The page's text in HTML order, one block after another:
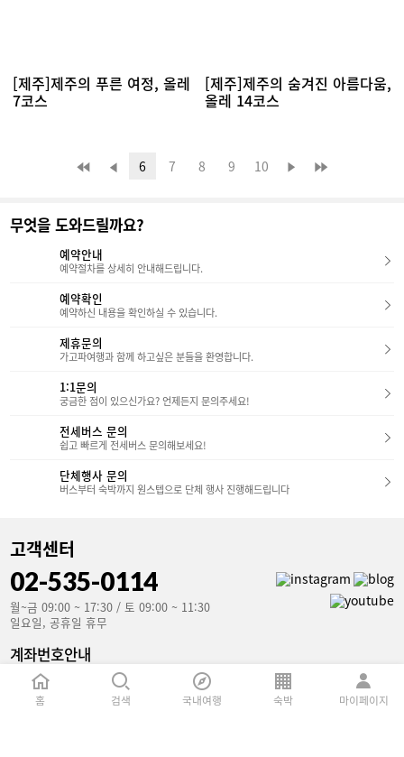
[제주]제주의 푸른 여정, 올레
7코스
[제주]제주의 숨겨진 아름다움,
올레 14코스
6 7 8 9 10
무엇을 도와드릴까요?
예약안내
예약절차를 상세히 안내해드립니다.
예약확인
예약하신 내용을 확인하실 수 있습니다.
제휴문의
가고파여행과 함께 하고싶은 분들을 환영합니다.
1:1문의
궁금한 점이 있으신가요? 언제든지 문의주세요!
전세버스 문의
쉽고 빠르게 전세버스 문의해보세요!
단체행사 문의
버스부터 숙박까지 원스텝으로 단체 행사 진행해드립니다
고객센터
02-535-0114
월~금 09:00 ~ 17:30 / 토 09:00 ~ 11:30
일요일, 공휴일 휴무
계좌번호안내
국민은행(예금주 : 가고파여행)
853801-04-106907
홈 검색 국내여행 숙박 마이페이지